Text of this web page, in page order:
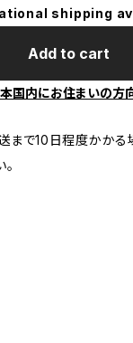
shipping
Add to cart
国内にお住まいの方
まで10日程度かかる